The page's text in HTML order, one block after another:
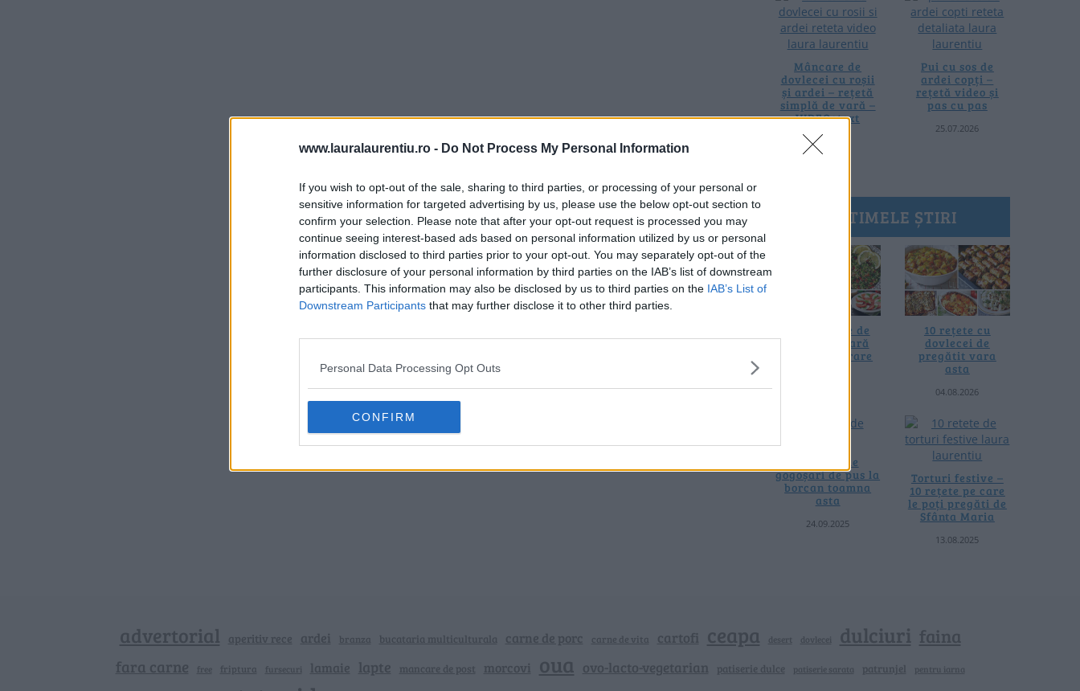
www.lauralaurentiu.ro - Do Not Process My Personal Information
If you wish to opt-out of the sale, sharing to third parties, or processing of your personal or
sensitive information for targeted advertising by us, please use the below opt-out section to
confirm your selection. Please note that after your opt-out request is processed you may
continue seeing interest-based ads based on personal information utilized by us or personal
information disclosed to third parties prior to your opt-out. You may separately opt-out of the
further disclosure of your personal information by third parties on the IAB’s list of downstream
participants. This information may also be disclosed by us to third parties on the IAB’s List of
Downstream Participants that may further disclose it to other third parties.
Personal Data Processing Opt Outs
CONFIRM
Mâncare de
dovlecei cu roșii
și ardei – rețetă
simplă de vară –
VIDEO+text
28.07.2026
Pui cu sos de
ardei copți –
rețetă video și
pas cu pas
25.07.2026
ULTIMELE ȘTIRI
20 de rețete de
salate de vară
fără prelucrare
10 rețete cu
dovlecei de
pregătit vara
asta
04.08.2026
4 rețete de
gogoșari de pus la
borcan toamna
asta
24.09.2025
Torturi festive –
10 rețete pe care
le poți pregăti de
Sfânta Maria
13.08.2025
advertorial aperitiv rece ardei branza bucataria multiculturala carne de porc carne de vita cartofi ceapa desert dovlecei dulciuri faina
fara carne free friptura fursecuri lamaie lapte mancare de post morcovi oua ovo-lacto-vegetarian patiserie dulce patiserie sarata patrunjel pentru iarna